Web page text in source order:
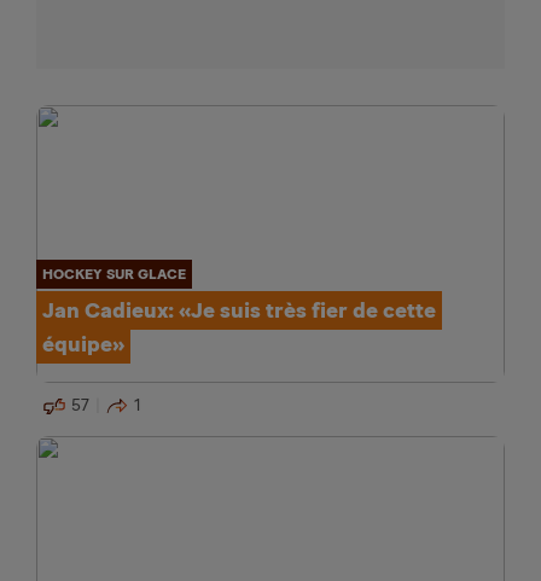
HOCKEY SUR GLACE
Jan Cadieux: «Je suis très fier de cette
équipe»
57 1